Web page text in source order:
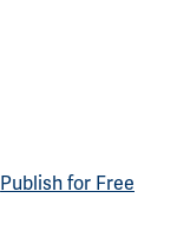
Publish for Free